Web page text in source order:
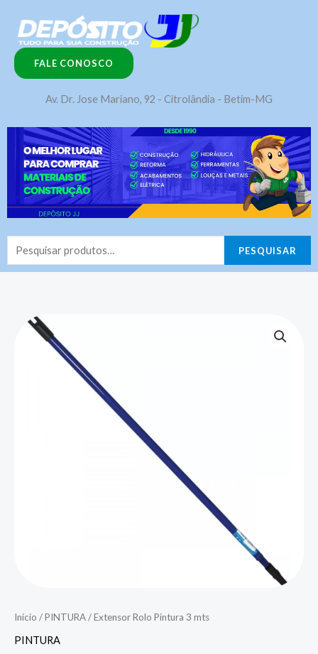
para
conteúdoFALE CONOSCO
Av. Dr. Jose Mariano, 92 - Citrolândia - Betim-MG
Pesquisar
por:
PESQUISAR
Início /PINTURA/ Extensor Rolo Pintura 3 mts
PINTURA